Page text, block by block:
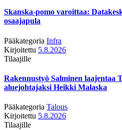
Skanska-pomo varoittaa:
osaajapula
Pääkategoria Infra
Kirjoitettu 5.8.2026
Tilaajille
Rakennustyö Salminen laajentaa
aluejohtajaksi Heikki Malaska
Pääkategoria Talous
Kirjoitettu 5.8.2026
Tilaajille